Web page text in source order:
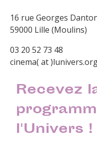
16 rue Georges
59000 Lille (Moulins)
03 20 52 73 48
cinema( at
Recevez
l'Univers !